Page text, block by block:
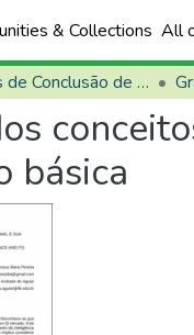
& Collections All
Trabalhos de Conclusão de Curso (TCCs)
básica